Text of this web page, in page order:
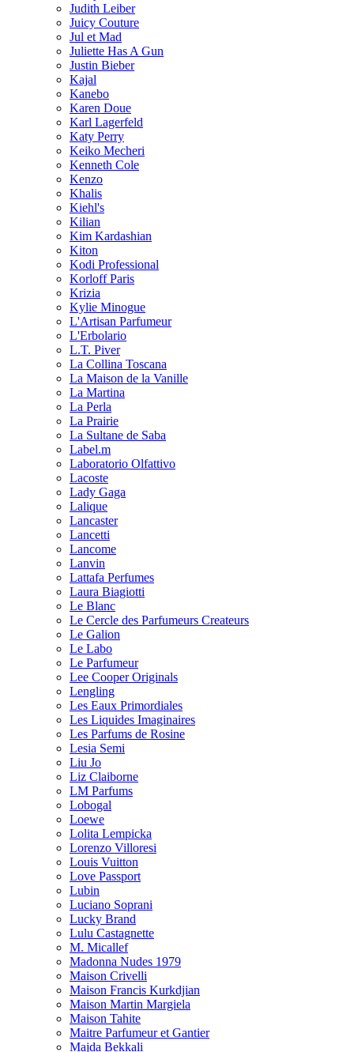
Judith Leiber
Juicy Couture
Jul et Mad
Juliette Has A Gun
Justin Bieber
Kajal
Kanebo
Karen Doue
Karl Lagerfeld
Katy Perry
Keiko Mecheri
Kenneth Cole
Kenzo
Khalis
Kiehl's
Kilian
Kim Kardashian
Kiton
Kodi Professional
Korloff Paris
Krizia
Kylie Minogue
L'Artisan Parfumeur
L'Erbolario
L.T. Piver
La Collina Toscana
La Maison de la Vanille
La Martina
La Perla
La Prairie
La Sultane de Saba
Label.m
Laboratorio Olfattivo
Lacoste
Lady Gaga
Lalique
Lancaster
Lancetti
Lancome
Lanvin
Lattafa Perfumes
Laura Biagiotti
Le Blanc
Le Cercle des Parfumeurs Createurs
Le Galion
Le Labo
Le Parfumeur
Lee Cooper Originals
Lengling
Les Eaux Primordiales
Les Liquides Imaginaires
Les Parfums de Rosine
Lesia Semi
Liu Jo
Liz Claiborne
LM Parfums
Lobogal
Loewe
Lolita Lempicka
Lorenzo Villoresi
Louis Vuitton
Love Passport
Lubin
Luciano Soprani
Lucky Brand
Lulu Castagnette
M. Micallef
Madonna Nudes 1979
Maison Crivelli
Maison Francis Kurkdjian
Maison Martin Margiela
Maison Tahite
Maitre Parfumeur et Gantier
Majda Bekkali